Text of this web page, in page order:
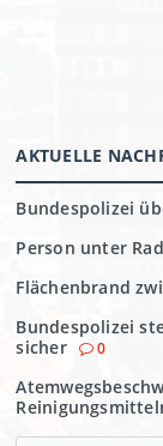
AKTUELLE
Bundespolizei
Person unter
Flächenbrand
Bundespolizei
sicher
0